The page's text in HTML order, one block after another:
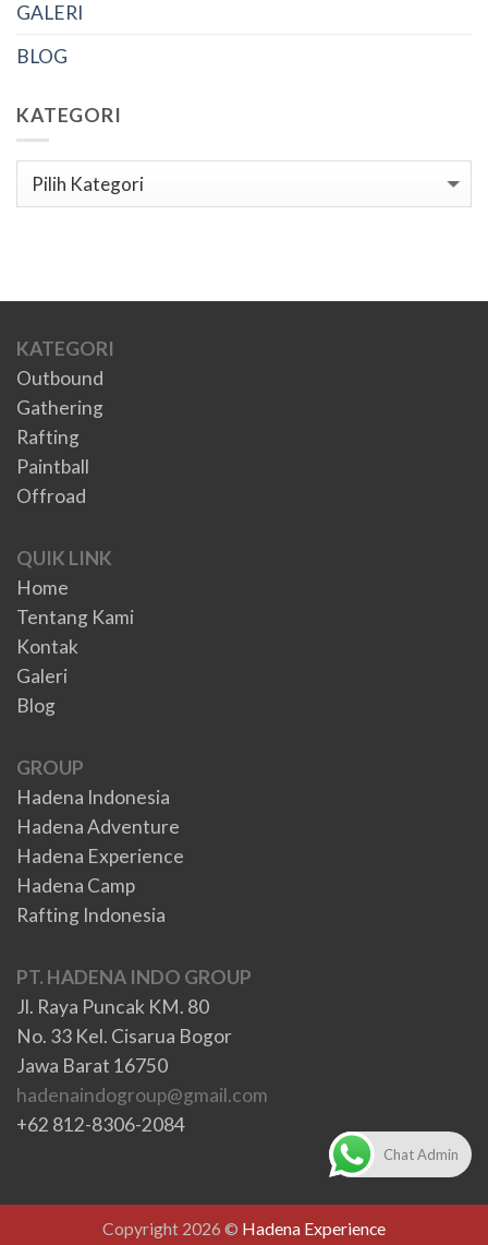
GALERI
BLOG
KATEGORI
Kategori
KATEGORI
Outbound
Gathering
Rafting
Paintball
Offroad
QUIK LINK
Home
Tentang Kami
Kontak
Galeri
Blog
GROUP
Hadena Indonesia
Hadena Adventure
Hadena Experience
Hadena Camp
Rafting Indonesia
PT. HADENA INDO GROUP
Jl. Raya Puncak KM. 80
No. 33 Kel. Cisarua Bogor
Jawa Barat 16750
hadenaindogroup@gmail.com
+62 812-8306-2084
Copyright 2026 © Hadena Experience
Chat Admin